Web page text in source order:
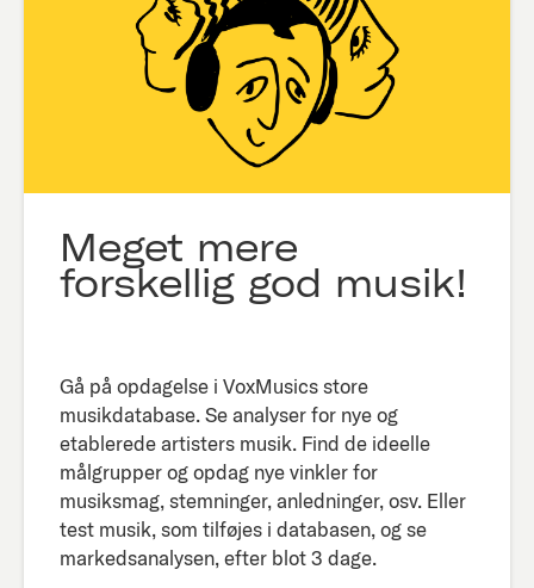
Meget mere
forskellig god musik!
Gå på opdagelse i VoxMusics store
musikdatabase. Se analyser for nye og
etablerede artisters musik. Find de ideelle
målgrupper og opdag nye vinkler for
musiksmag, stemninger, anledninger, osv. Eller
test musik, som tilføjes i databasen, og se
markedsanalysen, efter blot 3 dage.​